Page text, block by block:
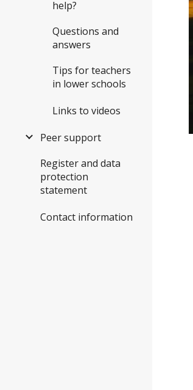
help?
Questions and
answers
Tips for teachers
in lower schools
Links to videos
Peer support
Register and data
protection
statement
Contact information